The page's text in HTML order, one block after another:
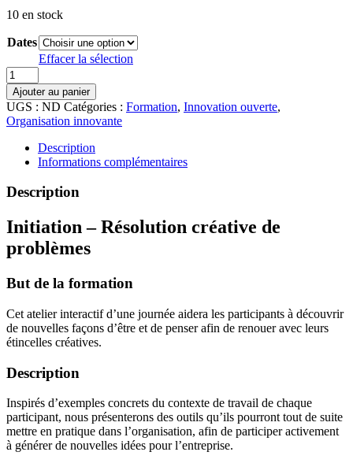
10 en stock
Dates
Effacer la sélection
quantité
de
Initiation:
Résolution
créative
problèmes
Ajouter au panier
UGS : ND Catégories : Formation, Innovation ouverte,
Organisation innovante
Description
Informations complémentaires
Description
Initiation – Résolution créative de
problèmes
But de la formation
Cet atelier interactif d’une journée aidera les participants à découvrir
de nouvelles façons d’être et de penser afin de renouer avec leurs
étincelles créatives.
Description
Inspirés d’exemples concrets du contexte de travail de chaque
participant, nous présenterons des outils qu’ils pourront tout de suite
mettre en pratique dans l’organisation, afin de participer activement
à générer de nouvelles idées pour l’entreprise.